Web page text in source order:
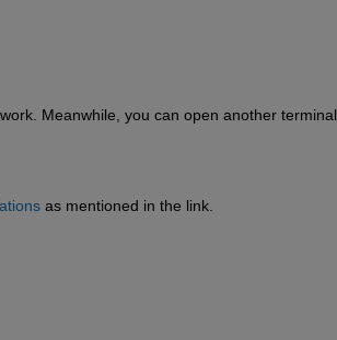
Meanwhile, you can open another terminal
as mentioned in the link.